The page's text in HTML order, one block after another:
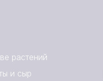
растений
и сыр